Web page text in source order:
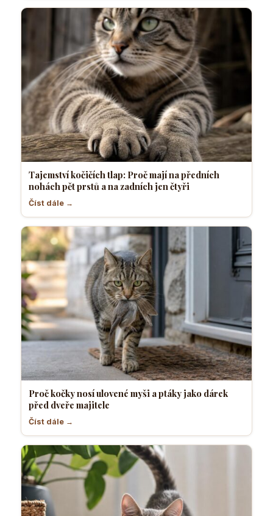
Tajemství kočičích tlap: Proč mají na předních
nohách pět prstů a na zadních jen čtyři
Číst dále →
Proč kočky nosí ulovené myši a ptáky jako dárek
před dveře majitele
Číst dále →